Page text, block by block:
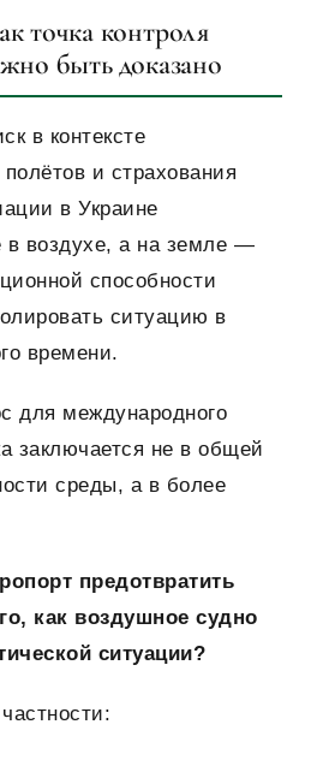
точка контроля
быть доказано
в контексте
и страхования
в Украине
в воздухе, а на земле —
способности
ситуацию в
времени.
для международного
заключается не в общей
среды, а в более
предотвратить
как воздушное судно
ситуации?